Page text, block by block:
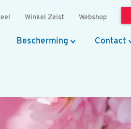
Winkel Zeist Webshop
Bescherming Contact